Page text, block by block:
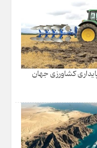
کشاورزی جهان